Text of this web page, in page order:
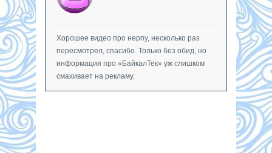
Хорошее видео про нерпу, несколько раз
пересмотрел, спасибо. Только без обид, но
информация про «БайкалТек» уж слишком
смахивает на рекламу.